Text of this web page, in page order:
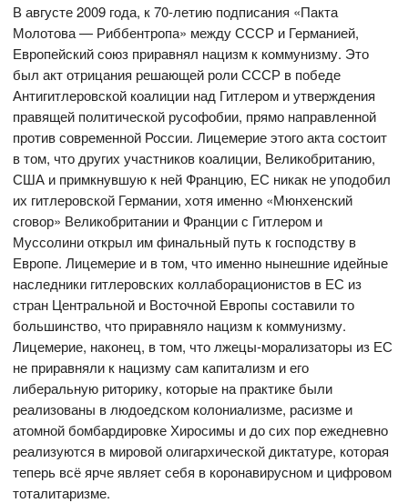
В августе 2009 года, к 70-летию подписания «Пакта
Молотова — Риббентропа» между СССР и Германией,
Европейский союз приравнял нацизм к коммунизму. Это
был акт отрицания решающей роли СССР в победе
Антигитлеровской коалиции над Гитлером и утверждения
правящей политической русофобии, прямо направленной
против современной России. Лицемерие этого акта состоит
в том, что других участников коалиции, Великобританию,
США и примкнувшую к ней Францию, ЕС никак не уподобил
их гитлеровской Германии, хотя именно «Мюнхенский
сговор» Великобритании и Франции с Гитлером и
Муссолини открыл им финальный путь к господству в
Европе. Лицемерие и в том, что именно нынешние идейные
наследники гитлеровских коллаборационистов в ЕС из
стран Центральной и Восточной Европы составили то
большинство, что приравняло нацизм к коммунизму.
Лицемерие, наконец, в том, что лжецы-морализаторы из ЕС
не приравняли к нацизму сам капитализм и его
либеральную риторику, которые на практике были
реализованы в людоедском колониализме, расизме и
атомной бомбардировке Хиросимы и до сих пор ежедневно
реализуются в мировой олигархической диктатуре, которая
теперь всё ярче являет себя в коронавирусном и цифровом
тоталитаризме.